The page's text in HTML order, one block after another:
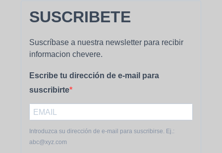
SUSCRIBETE
Suscríbase a nuestra newsletter para recibir
informacion chevere.
Escribe tu dirección de e-mail para
suscribirte
Introduzca su dirección de e-mail para suscribirse. Ej.:
abc@xyz.com